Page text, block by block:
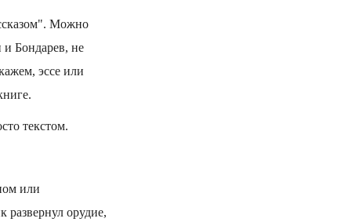
Можно
и Бондарев, не
эссе или
текстом.
или
развернул орудие,